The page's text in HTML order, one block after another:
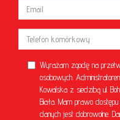
Wyrażam zgodę na
osobowych.
Kowalska z siedzibą ul.
Biała. Mam prawo
danych jest dobrowolne.